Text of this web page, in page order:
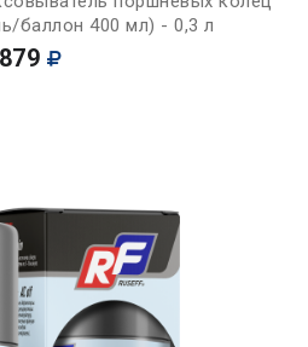
баллон 400 мл) - 0,3 л
879